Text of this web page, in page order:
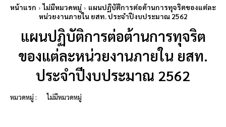
หน้าแรก ไม่มีหมวดหมู่
แผนปฏิบัติการต่อต้านการทุจริตของแต่ละ
หน่วยงานภายใน ยสท. ประจำปีงบประมาณ 2562
แผนปฏิบัติการต่อต้านการทุจริต
ของแต่ละหน่วยงานภายใน ยสท.
ประจำปีงบประมาณ 2562
หมวดหมู่ : ไม่มีหมวดหมู่